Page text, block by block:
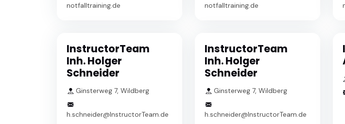
notfalltraining.de
notfalltraining.de
InstructorTeam
Inh. Holger
Schneider
Ginsterweg 7, Wildberg
h.schneider@InstructorTeam.de
InstructorTeam
Inh. Holger
Schneider
Ginsterweg 7, Wildberg
h.schneider@InstructorTeam.de